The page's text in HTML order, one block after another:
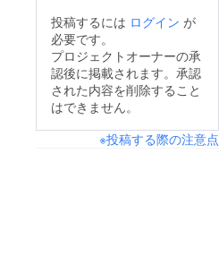
投稿するには ログイン が
必要です。
プロジェクトオーナーの承
認後に掲載されます。承認
された内容を削除すること
はできません。
※投稿する際の注意点